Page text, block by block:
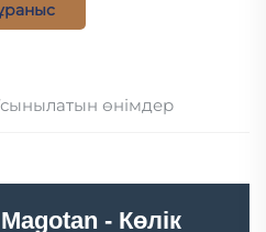
өнімдер
- Көлік